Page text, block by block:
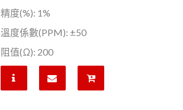
精度(%): 1%
溫度係數(PPM): ±50
阻值(Ω): 200